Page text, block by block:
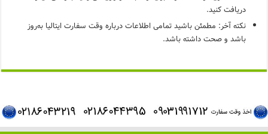
دریافت کنید.
نکته آخر: مطمئن باشید تمامی اطلاعات درباره وقت سفارت ایتالیا به‌روز
باشد و صحت داشته باشد.